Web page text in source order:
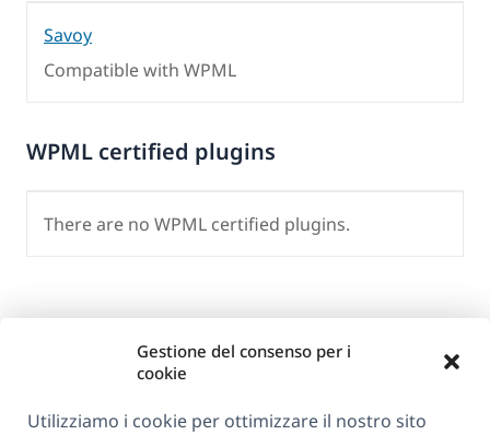
Gestione del consenso per i
cookie
Utilizziamo i cookie per ottimizzare il nostro sito
Savoy
Compatible with WPML
WPML certified plugins
There are no WPML certified plugins.